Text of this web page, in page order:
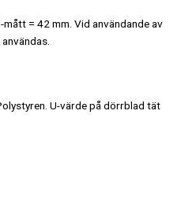
= 42 mm. Vid användande av
U-värde på dörrblad tät